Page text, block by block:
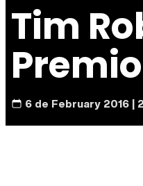
Tim
6 de February 2016 |